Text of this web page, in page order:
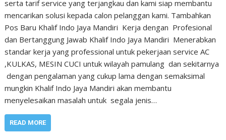
serta tarif service yang terjangkau dan kami siap membantu
mencarikan solusi kepada calon pelanggan kami. Tambahkan
Pos Baru Khalif Indo Jaya Mandiri Kerja dengan Profesional
dan Bertanggung Jawab Khalif Indo Jaya Mandiri Menerabkan
standar kerja yang professional untuk pekerjaan service AC
,KULKAS, MESIN CUCI untuk wilayah pamulang dan sekitarnya
dengan pengalaman yang cukup lama dengan semaksimal
mungkin Khalif Indo Jaya Mandiri akan membantu
menyelesaikan masalah untuk segala jenis…
READ MORE